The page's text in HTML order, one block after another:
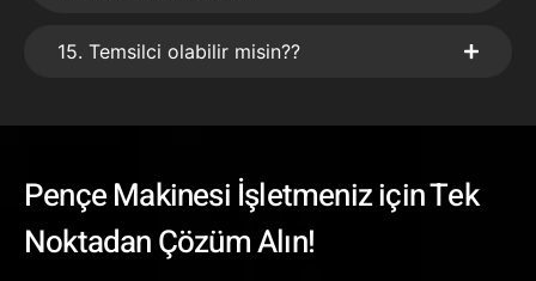
15. Temsilci olabilir misin??
Pençe Makinesi İşletmeniz için Tek
Noktadan Çözüm Alın!